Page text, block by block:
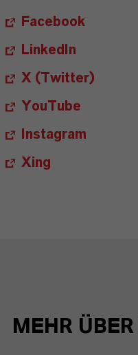
Facebook
LinkedIn
X (Twitter)
YouTube
Instagram
Xing
MEHR